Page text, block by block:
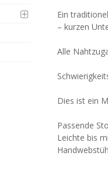
Ein
– kurzen
Alle
Dies ist ein
Passende
Leichte bis